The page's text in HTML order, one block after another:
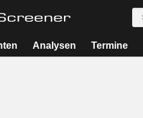
Analysen Termine